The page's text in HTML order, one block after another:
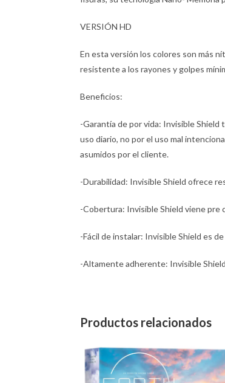
VERSIÓN HD
En esta versión los colores son más
resistente a los rayones y golpes
Beneficios:
-Garantía de por vida: Invisible Shield
uso diario, no por el uso mal
asumidos por el cliente.
-Durabilidad: Invisible Shield ofrece
-Cobertura: Invisible Shield viene pre
-Fácil de instalar: Invisible Shield es
-Altamente adherente: Invisible
Productos relacionados